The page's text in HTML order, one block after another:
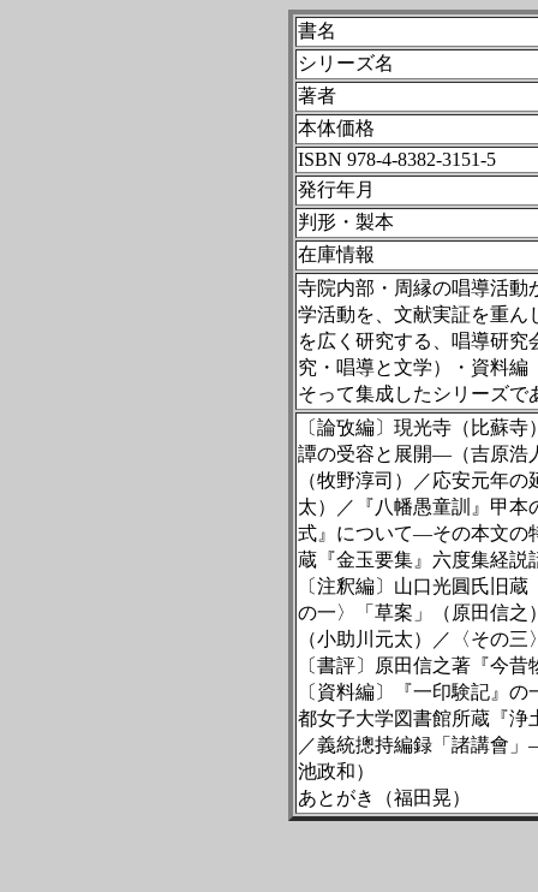
書名
シリーズ名
著者
本体価格
ISBN 978-4-8382-3151-5
発行年月
判形・製本
在庫情報
寺院内部・周縁の唱導活動
学活動を、文献実証を重ん
を広く研究する、唱導研
究・唱導と文学）・資料編
そって集成したシリーズで
〔論攷編〕現光寺（比蘇
譚の受容と展開―（吉原浩
（牧野淳司）／応安元年
太）／『八幡愚童訓』甲本
式』について―その本文
蔵『金玉要集』六度集経説
〔注釈編〕山口光圓氏旧
の一〉「草案」（原田信之
（小助川元太）／〈その
〔書評〕原田信之著『今
〔資料編〕『一印験記』
都女子大学図書館所蔵『浄
／義統摠持編録「諸講會
池政和）
あとがき（福田晃）